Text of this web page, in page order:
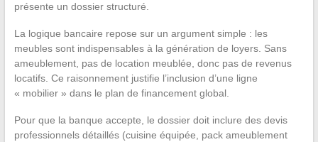
présente un dossier structuré.
La logique bancaire repose sur un argument simple : les
meubles sont indispensables à la génération de loyers. Sans
ameublement, pas de location meublée, donc pas de revenus
locatifs. Ce raisonnement justifie l’inclusion d’une ligne
« mobilier » dans le plan de financement global.
Pour que la banque accepte, le dossier doit inclure des devis
professionnels détaillés (cuisine équipée, pack ameublement